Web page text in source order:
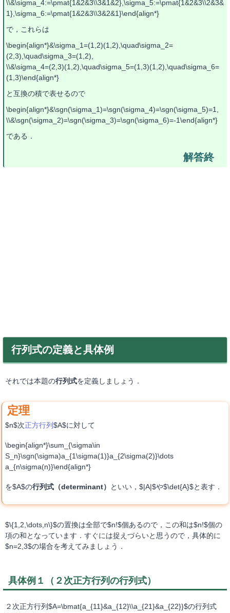
\\&\sigma_4:=\pmat{1&2&3\\3&1&2},\sigma_5:=\pmat{1&2&3\\2&3&
1},\sigma_6:=\pmat{1&2&3\\3&2&1}\end{align*}
で，これらは
\begin{align*}&\sigma_1=(1,2)(1,2),\quad\sigma_2=
(2,3),\quad\sigma_3=(1,2),
\\&\sigma_4=(2,3)(1,2),\quad\sigma_5=(1,3)(1,2),\quad\sigma_6=
(1,3)\end{align*}
と互換の積で表せるので
\begin{align*}&\sgn(\sigma_1)=\sgn(\sigma_4)=\sgn(\sigma_5)=1,
\\&\sgn(\sigma_2)=\sgn(\sigma_3)=\sgn(\sigma_6)=-1\end{align*}
である．
行列式の定義と具体例
それでは本題の行列式を定義しましょう．
$n$次正方行列$A$に対して
\begin{align*}\sum_{\sigma\in
S_n}\sgn(\sigma)a_{1\sigma(1)}a_{2\sigma(2)}\dots
a_{n\sigma(n)}\end{align*}
を$A$の行列式（determinant） といい，$|A|$や$\det{A}$と表す．
$\{1,2,\dots,n\}$の置換は全部で$n!$個あるので，この和は$n!$個の
項の和となっています．すぐには捉えづらいと思うので，具体的に
$n=2,3$の場合を考えてみましょう．
具体例１（２次正方行列の行列式）
２次正方行列$A=\bmat{a_{11}&a_{12}\\a_{21}&a_{22}}$の行列式